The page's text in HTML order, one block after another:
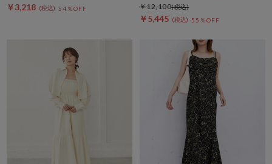
￥3,218 54％OFF
￥5,445 55％OFF
￥12,100